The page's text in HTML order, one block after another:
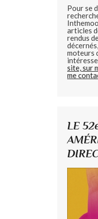
Pour se
articles
rendus
moteurs
intéresse
site, sur
me
LE